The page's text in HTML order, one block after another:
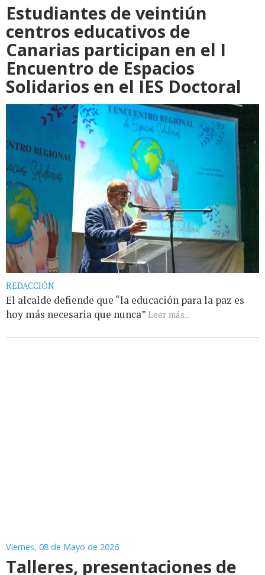
Estudiantes de veintiún
centros educativos de
Canarias participan en el I
Encuentro de Espacios
Solidarios en el IES Doctoral
REDACCIÓN
El alcalde defiende que “la educación para la paz es
hoy más necesaria que nunca” Leer más...
Viernes, 08 de Mayo de 2026
Talleres, presentaciones de